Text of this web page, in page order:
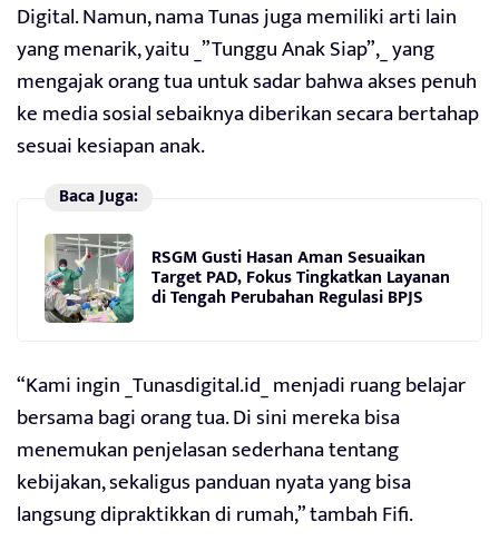
Digital. Namun, nama Tunas juga memiliki arti lain
yang menarik, yaitu _”Tunggu Anak Siap”,_ yang
mengajak orang tua untuk sadar bahwa akses penuh
ke media sosial sebaiknya diberikan secara bertahap
sesuai kesiapan anak.
Baca Juga:
RSGM Gusti Hasan Aman Sesuaikan
Target PAD, Fokus Tingkatkan Layanan
di Tengah Perubahan Regulasi BPJS
“Kami ingin _Tunasdigital.id_ menjadi ruang belajar
bersama bagi orang tua. Di sini mereka bisa
menemukan penjelasan sederhana tentang
kebijakan, sekaligus panduan nyata yang bisa
langsung dipraktikkan di rumah,” tambah Fifi.